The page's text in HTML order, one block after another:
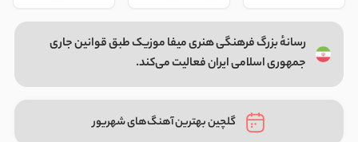
رسانهٔ بزرگ فرهنگی هنری میفا موزیک طبق قوانین جاری
جمهوری اسلامی ایران فعالیت می‌کند.
گلچین بهترین آهنگ‌های شهریور